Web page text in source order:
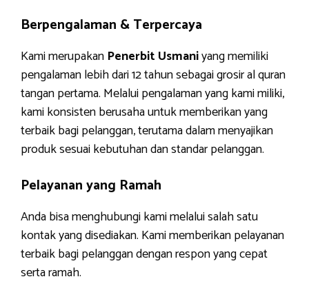
Berpengalaman & Terpercaya
Kami merupakan Penerbit Usmaniyang memiliki
pengalaman lebih dari 12 tahun sebagai grosir al quran
tangan pertama. Melalui pengalaman yang kami miliki,
kami konsisten berusaha untuk memberikan yang
terbaik bagi pelanggan, terutama dalam menyajikan
produk sesuai kebutuhan dan standar pelanggan.
Pelayanan yang Ramah
Anda bisa menghubungi kami melalui salah satu
kontak yang disediakan. Kami memberikan pelayanan
terbaik bagi pelanggan dengan respon yang cepat
serta ramah.